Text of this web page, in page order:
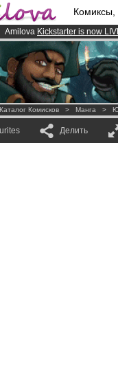
Комиксы,
Amilova Kickstarter is now
Premium membership from
Already 100000 membersand
Каталог Комисков > Манга >
Делить